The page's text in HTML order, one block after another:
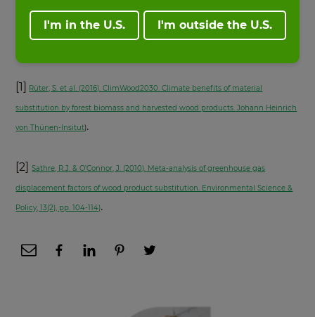
I'm in the U.S. I'm outside the U.S.
aux possibilités infinies".
[1] Rüter, S. et al. (2016). ClimWood2030. Climate benefits of material
substitution by forest biomass and harvested wood products. Johann Heinrich
von Thünen-Insitut).
[2]Sathre, R.J. & O’Connor, J. (2010). Meta-analysis of greenhouse gas
displacement factors of wood product substitution. Environmental Science &
Policy, 13(2), pp. 104-114).